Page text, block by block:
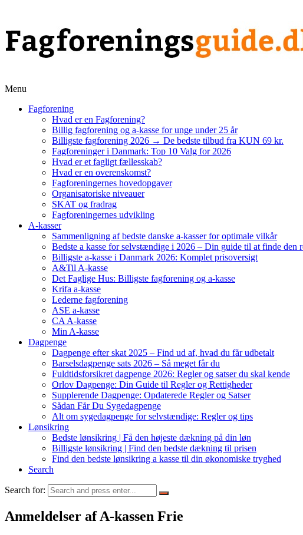
Menu
Fagforening
Hvad er en Fagforening?
Billig fagforening og a-kasse for unge under 25 år
Billigste fagforening 2026 → De bedste tilbud fra KUN 69 kr.
Fagforeninger i Danmark: Top 10 Valg for 2026
Hvad er et fagligt fællesskab?
Hvad er en overenskomst?
Fagforeningernes hovedopgaver
Organisatoriske niveauer
SKAT og fradrag
Fagforeningernes udvikling
A-kasser
Sammenligning af bedste danske a-kasser for optimale vilkår
Bedste a kasse for selvstændige i 2026 – Din guide til at finde den
Billigste a-kasse i Danmark 2026: Komplet prisoversigt
A&Til A-kasse
Det Faglige Hus: Billigste fagforening og a-kasse
Krifa a-kasse
Lederne fagforening
ASE a-kasse
CA A-kasse
Min A-kasse
Dagpenge
Dagpenge efter skat 2025 – Find ud af, hvad du får udbetalt
Barselsdagpenge sats 2026 – Så meget får du
Fuldtidsforsikret dagpenge 2026: Regler og satser du skal kende
Orlov Dagpenge: Din Guide til Regler og Rettigheder
Supplerende Dagpenge: Opdaterede Regler og Satser
Sådan Får Du Sygedagpenge
Alt om sygedagpenge for selvstændige: Regler og tips
Lønsikring
Bedste lønsikring | Få den højeste dækning på din løn
Billigste lønsikring | Find den bedste dækning til prisen
Find den bedste lønsikring a kasse til din økonomiske tryghed
Search
Search for:
Anmeldelser af A-kassen Frie